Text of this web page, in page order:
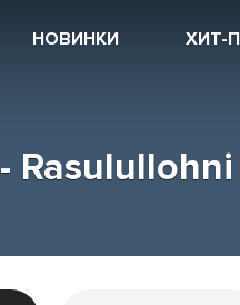
НОВИНКИ ХИТ-